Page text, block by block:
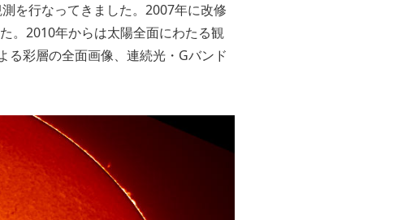
を行なってきました。2007年に改修
。2010年からは太陽全面にわたる観
彩層の全面画像、連続光・Gバンド